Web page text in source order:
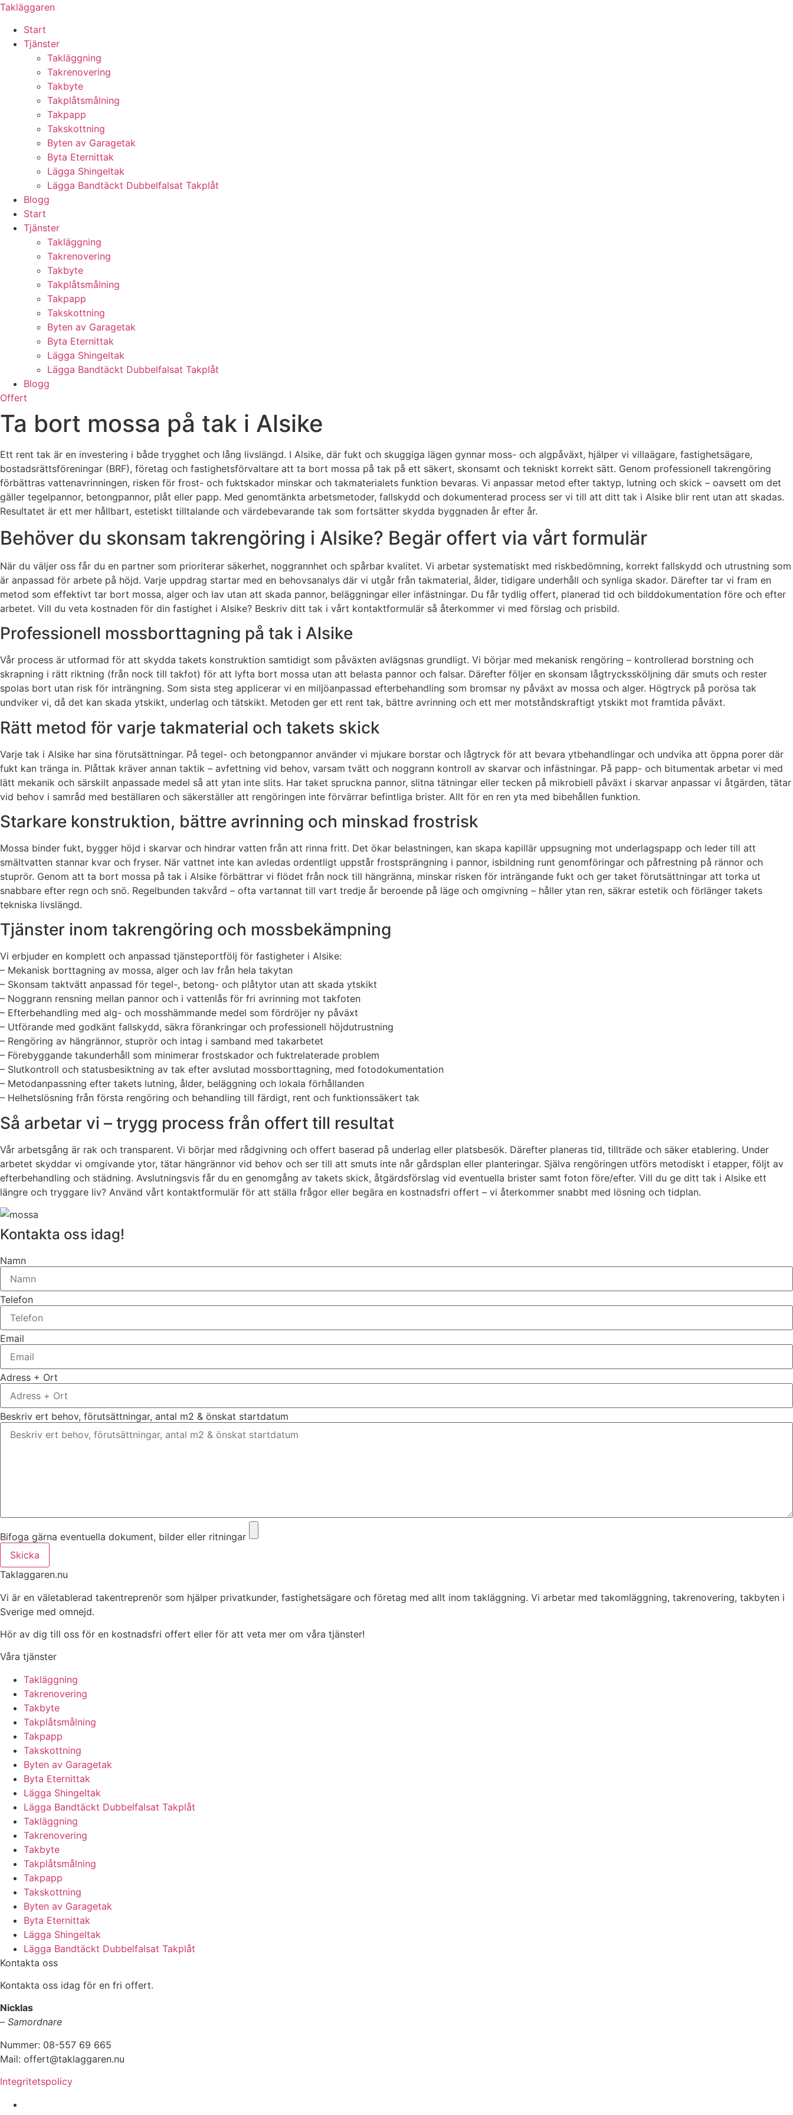
Skip
content
Takläggaren
Start
Tjänster
Takläggning
Takrenovering
Takbyte
Takplåtsmålning
Takpapp
Takskottning
Byten av Garagetak
Byta Eternittak
Lägga Shingeltak
Lägga Bandtäckt Dubbelfalsat Takplåt
Blogg
Start
Tjänster
Takläggning
Takrenovering
Takbyte
Takplåtsmålning
Takpapp
Takskottning
Byten av Garagetak
Byta Eternittak
Lägga Shingeltak
Lägga Bandtäckt Dubbelfalsat Takplåt
Blogg
Offert
Ta bort mossa på tak i Alsike
Ett rent tak är en investering i både trygghet och lång livslängd. I Alsike, där fukt och skuggiga lägen gynnar moss- och algpåväxt, hjälper vi villaägare, fastighetsägare,
bostadsrättsföreningar (BRF), företag och fastighetsförvaltare att ta bort mossa på tak på ett säkert, skonsamt och tekniskt korrekt sätt. Genom professionell takrengöring
förbättras vattenavrinningen, risken för frost- och fuktskador minskar och takmaterialets funktion bevaras. Vi anpassar metod efter taktyp, lutning och skick – oavsett om det
gäller tegelpannor, betongpannor, plåt eller papp. Med genomtänkta arbetsmetoder, fallskydd och dokumenterad process ser vi till att ditt tak i Alsike blir rent utan att skadas.
Resultatet är ett mer hållbart, estetiskt tilltalande och värdebevarande tak som fortsätter skydda byggnaden år efter år.
Behöver du skonsam takrengöring i Alsike? Begär offert via vårt formulär
När du väljer oss får du en partner som prioriterar säkerhet, noggrannhet och spårbar kvalitet. Vi arbetar systematiskt med riskbedömning, korrekt fallskydd och utrustning som
är anpassad för arbete på höjd. Varje uppdrag startar med en behovsanalys där vi utgår från takmaterial, ålder, tidigare underhåll och synliga skador. Därefter tar vi fram en
metod som effektivt tar bort mossa, alger och lav utan att skada pannor, beläggningar eller infästningar. Du får tydlig offert, planerad tid och bilddokumentation före och efter
arbetet. Vill du veta kostnaden för din fastighet i Alsike? Beskriv ditt tak i vårt kontaktformulär så återkommer vi med förslag och prisbild.
Professionell mossborttagning på tak i Alsike
Vår process är utformad för att skydda takets konstruktion samtidigt som påväxten avlägsnas grundligt. Vi börjar med mekanisk rengöring – kontrollerad borstning och
skrapning i rätt riktning (från nock till takfot) för att lyfta bort mossa utan att belasta pannor och falsar. Därefter följer en skonsam lågtryckssköljning där smuts och rester
spolas bort utan risk för inträngning. Som sista steg applicerar vi en miljöanpassad efterbehandling som bromsar ny påväxt av mossa och alger. Högtryck på porösa tak
undviker vi, då det kan skada ytskikt, underlag och tätskikt. Metoden ger ett rent tak, bättre avrinning och ett mer motståndskraftigt ytskikt mot framtida påväxt.
Rätt metod för varje takmaterial och takets skick
Varje tak i Alsike har sina förutsättningar. På tegel- och betongpannor använder vi mjukare borstar och lågtryck för att bevara ytbehandlingar och undvika att öppna porer där
fukt kan tränga in. Plåttak kräver annan taktik – avfettning vid behov, varsam tvätt och noggrann kontroll av skarvar och infästningar. På papp- och bitumentak arbetar vi med
lätt mekanik och särskilt anpassade medel så att ytan inte slits. Har taket spruckna pannor, slitna tätningar eller tecken på mikrobiell påväxt i skarvar anpassar vi åtgärden, tätar
vid behov i samråd med beställaren och säkerställer att rengöringen inte förvärrar befintliga brister. Allt för en ren yta med bibehållen funktion.
Starkare konstruktion, bättre avrinning och minskad frostrisk
Mossa binder fukt, bygger höjd i skarvar och hindrar vatten från att rinna fritt. Det ökar belastningen, kan skapa kapillär uppsugning mot underlagspapp och leder till att
smältvatten stannar kvar och fryser. När vattnet inte kan avledas ordentligt uppstår frostsprängning i pannor, isbildning runt genomföringar och påfrestning på rännor och
stuprör. Genom att ta bort mossa på tak i Alsike förbättrar vi flödet från nock till hängränna, minskar risken för inträngande fukt och ger taket förutsättningar att torka ut
snabbare efter regn och snö. Regelbunden takvård – ofta vartannat till vart tredje år beroende på läge och omgivning – håller ytan ren, säkrar estetik och förlänger takets
tekniska livslängd.
Tjänster inom takrengöring och mossbekämpning
Vi erbjuder en komplett och anpassad tjänsteportfölj för fastigheter i Alsike:
– Mekanisk borttagning av mossa, alger och lav från hela takytan
– Skonsam taktvätt anpassad för tegel-, betong- och plåtytor utan att skada ytskikt
– Noggrann rensning mellan pannor och i vattenlås för fri avrinning mot takfoten
– Efterbehandling med alg- och mosshämmande medel som fördröjer ny påväxt
– Utförande med godkänt fallskydd, säkra förankringar och professionell höjdutrustning
– Rengöring av hängrännor, stuprör och intag i samband med takarbetet
– Förebyggande takunderhåll som minimerar frostskador och fuktrelaterade problem
– Slutkontroll och statusbesiktning av tak efter avslutad mossborttagning, med fotodokumentation
– Metodanpassning efter takets lutning, ålder, beläggning och lokala förhållanden
– Helhetslösning från första rengöring och behandling till färdigt, rent och funktionssäkert tak
Så arbetar vi – trygg process från offert till resultat
Vår arbetsgång är rak och transparent. Vi börjar med rådgivning och offert baserad på underlag eller platsbesök. Därefter planeras tid, tillträde och säker etablering. Under
arbetet skyddar vi omgivande ytor, tätar hängrännor vid behov och ser till att smuts inte når gårdsplan eller planteringar. Själva rengöringen utförs metodiskt i etapper, följt av
efterbehandling och städning. Avslutningsvis får du en genomgång av takets skick, åtgärdsförslag vid eventuella brister samt foton före/efter. Vill du ge ditt tak i Alsike ett
längre och tryggare liv? Använd vårt kontaktformulär för att ställa frågor eller begära en kostnadsfri offert – vi återkommer snabbt med lösning och tidplan.
Kontakta oss idag!
Namn
Telefon
Email
Adress + Ort
Beskriv ert behov, förutsättningar, antal m2 & önskat startdatum
Bifoga gärna eventuella dokument, bilder eller ritningar
Skicka
Taklaggaren.nu
Vi är en väletablerad takentreprenör som hjälper privatkunder, fastighetsägare och företag med allt inom takläggning. Vi arbetar med takomläggning, takrenovering, takbyten i
Sverige med omnejd.
Hör av dig till oss för en kostnadsfri offert eller för att veta mer om våra tjänster!
Våra tjänster
Takläggning
Takrenovering
Takbyte
Takplåtsmålning
Takpapp
Takskottning
Byten av Garagetak
Byta Eternittak
Lägga Shingeltak
Lägga Bandtäckt Dubbelfalsat Takplåt
Takläggning
Takrenovering
Takbyte
Takplåtsmålning
Takpapp
Takskottning
Byten av Garagetak
Byta Eternittak
Lägga Shingeltak
Lägga Bandtäckt Dubbelfalsat Takplåt
Kontakta oss
Kontakta oss idag för en fri offert.
Nicklas
– Samordnare
Nummer: 08-557 69 665
Mail: offert@taklaggaren.nu
Integritetspolicy